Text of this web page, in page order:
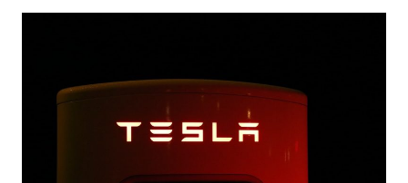
PLIANT
AVEC
TRACKER